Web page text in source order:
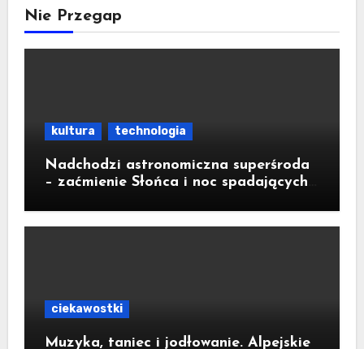
Nie Przegap
kultura technologia
Nadchodzi astronomiczna superśroda
– zaćmienie Słońca i noc spadających
ciekawostki
Muzyka, taniec i jodłowanie. Alpejskie